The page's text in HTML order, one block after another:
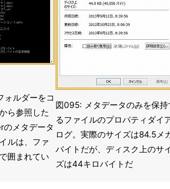
ルダーをコ
ら参照した
メタデータ
ルは、ファ
囲まれてい
図095: メタデータのみを保持
るファイルのプロパティダイ
ログ。実際のサイズは84.5メ
バイトだが、ディスク上のサ
ズは44キロバイトだ